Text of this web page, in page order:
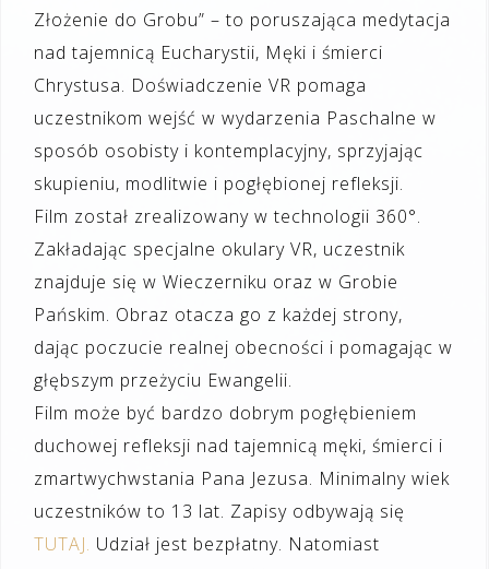
Złożenie do Grobu” – to poruszająca medytacja
nad tajemnicą Eucharystii, Męki i śmierci
Chrystusa. Doświadczenie VR pomaga
uczestnikom wejść w wydarzenia Paschalne w
sposób osobisty i kontemplacyjny, sprzyjając
skupieniu, modlitwie i pogłębionej refleksji.
Film został zrealizowany w technologii 360°.
Zakładając specjalne okulary VR, uczestnik
znajduje się w Wieczerniku oraz w Grobie
Pańskim. Obraz otacza go z każdej strony,
dając poczucie realnej obecności i pomagając w
głębszym przeżyciu Ewangelii.
Film może być bardzo dobrym pogłębieniem
duchowej refleksji nad tajemnicą męki, śmierci i
zmartwychwstania Pana Jezusa. Minimalny wiek
uczestników to 13 lat. Zapisy odbywają się
TUTAJ. Udział jest bezpłatny. Natomiast